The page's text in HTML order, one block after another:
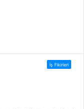
İş Fikirleri